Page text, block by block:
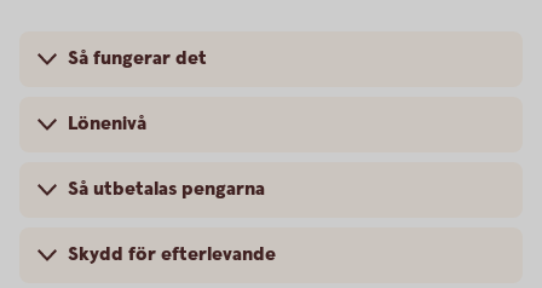
Så fungerar det
Lönenivå
Så utbetalas pengarna
Skydd för efterlevande